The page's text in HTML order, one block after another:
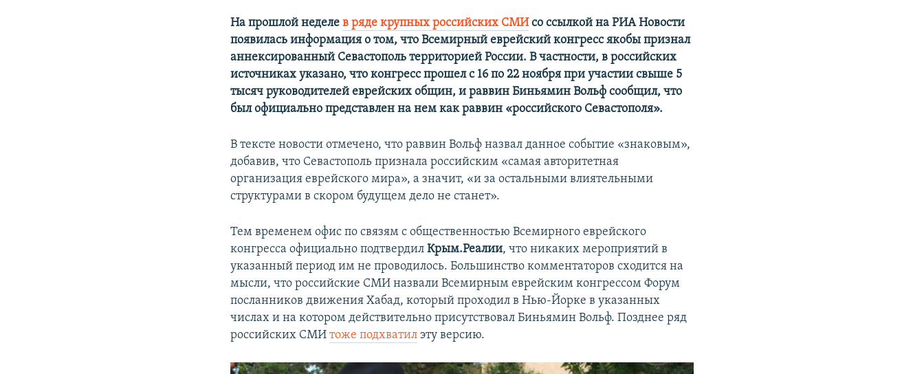
На прошлой неделев ряде крупных российских СМИсо ссылкой на РИА Новости
появилась информация о том, что Всемирный еврейский конгресс якобы признал
аннексированный Севастополь территорией России. В частности, в российских
источниках указано, что конгресс прошел с 16 по 22 ноября при участии свыше 5
тысяч руководителей еврейских общин, и раввин Биньямин Вольф сообщил, что
был официально представлен на нем как раввин «российского Севастополя».
В тексте новости отмечено, что раввин Вольф назвал данное событие «знаковым»,
добавив, что Севастополь признала российским «самая авторитетная
организация еврейского мира», а значит, «и за остальными влиятельными
структурами в скором будущем дело не станет».
Тем временем офис по связям с общественностью Всемирного еврейского
конгресса официально подтвердилКрым.Реалии, что никаких мероприятий в
указанный период им не проводилось. Большинство комментаторов сходится на
мысли, что российские СМИ назвали Всемирным еврейским конгрессом Форум
посланников движения Хабад, который проходил в Нью-Йорке в указанных
числах и на котором действительно присутствовал Биньямин Вольф. Позднее ряд
российских СМИтоже подхватил эту версию.